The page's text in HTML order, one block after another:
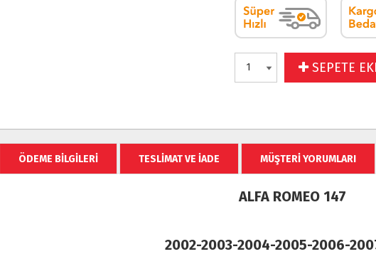
SEPETE
ÖDEME BİLGİLERİ TESLİMAT VE İADE MÜŞTERİ YORUMLARI
ALFA ROMEO 147
2002-2003-2004-2005-2006-